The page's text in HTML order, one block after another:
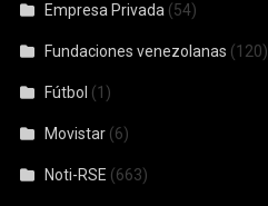
Empresa Privada (54)
Fundaciones venezolanas (120)
Fútbol (1)
Movistar (6)
Noti-RSE (663)